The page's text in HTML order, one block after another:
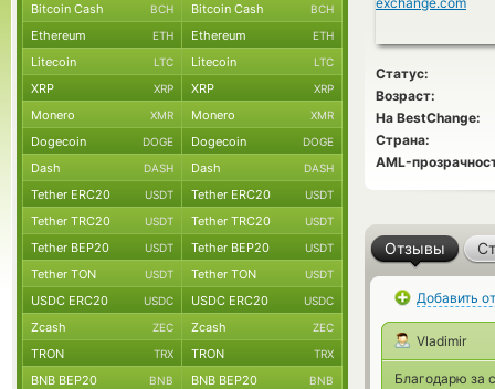
Статус:
Возраст:
На BestChange:
Страна:
AML-
Отзывы
Добавить
Vladimir
Благодарю за
Bitcoin Cash BCH Bitcoin Cash BCH
Ethereum ETH Ethereum ETH
Litecoin LTC Litecoin LTC
XRP XRP XRP XRP
Monero XMR Monero XMR
Dogecoin DOGE Dogecoin DOGE
Dash DASH Dash DASH
Tether ERC20 USDT Tether ERC20 USDT
Tether TRC20 USDT Tether TRC20 USDT
Tether BEP20 USDT Tether BEP20 USDT
Tether TON USDT Tether TON USDT
USDC ERC20 USDC USDC ERC20 USDC
Zcash ZEC Zcash ZEC
TRON TRX TRON TRX
BNB BEP20 BNB BNB BEP20 BNB